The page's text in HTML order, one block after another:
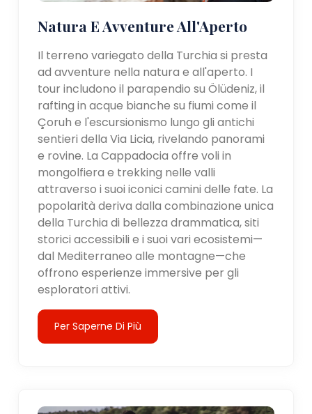
Natura E Avventure All'Aperto
Il terreno variegato della Turchia si presta
ad avventure nella natura e all'aperto. I
tour includono il parapendio su Ölüdeniz, il
rafting in acque bianche su fiumi come il
Çoruh e l'escursionismo lungo gli antichi
sentieri della Via Licia, rivelando panorami
e rovine. La Cappadocia offre voli in
mongolfiera e trekking nelle valli
attraverso i suoi iconici camini delle fate. La
popolarità deriva dalla combinazione unica
della Turchia di bellezza drammatica, siti
storici accessibili e i suoi vari ecosistemi—
dal Mediterraneo alle montagne—che
offrono esperienze immersive per gli
esploratori attivi.
Per Saperne Di Più